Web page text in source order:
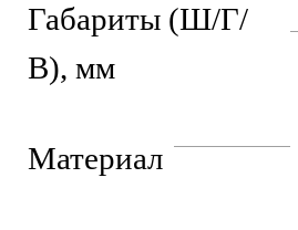
Габариты (Ш/Г/
В), мм
Материал